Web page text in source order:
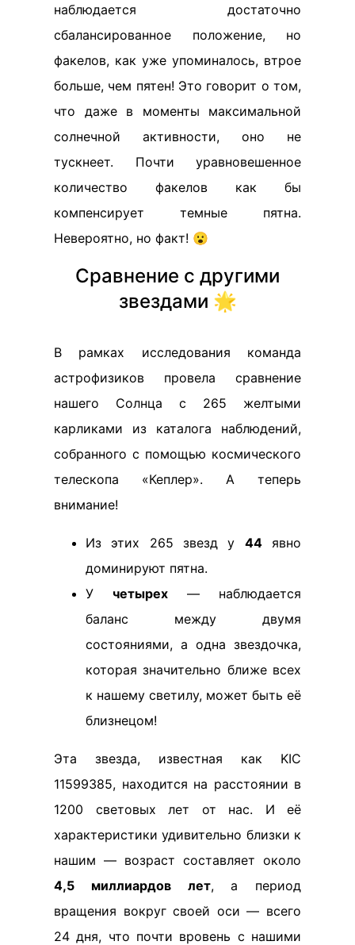
наблюдается достаточно
сбалансированное положение, но
факелов, как уже упоминалось, втрое
больше, чем пятен! Это говорит о том,
что даже в моменты максимальной
солнечной активности, оно не
тускнеет. Почти уравновешенное
количество факелов как бы
компенсирует темные пятна.
Невероятно, но факт! 😮
Сравнение с другими
звездами 🌟
В рамках исследования команда
астрофизиков провела сравнение
нашего Солнца с 265 желтыми
карликами из каталога наблюдений,
собранного с помощью космического
телескопа «Кеплер». А теперь
внимание!
Из этих 265 звезд у 44явно
доминируют пятна.
У четырех — наблюдается
баланс между двумя
состояниями, а одна звездочка,
которая значительно ближе всех
к нашему светилу, может быть её
близнецом!
Эта звезда, известная как KIC
11599385, находится на расстоянии в
1200 световых лет от нас. И её
характеристики удивительно близки к
нашим — возраст составляет около
4,5 миллиардов лет, а период
вращения вокруг своей оси — всего
24 дня, что почти вровень с нашими